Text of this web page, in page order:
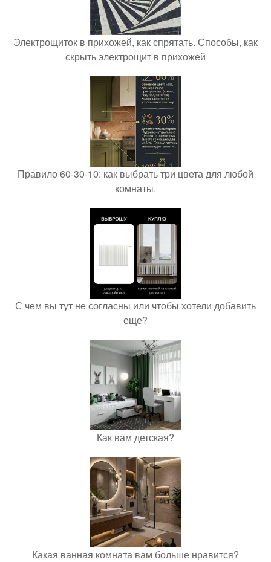
Электрощиток в прихожей, как спрятать. Способы, как
скрыть электрощит в прихожей
Правило 60-30-10: как выбрать три цвета для любой
комнаты.
С чем вы тут не согласны или чтобы хотели добавить
еще?
Как вам детская?
Какая ванная комната вам больше нравится?